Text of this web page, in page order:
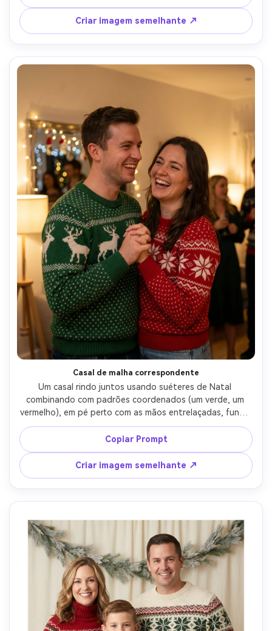
da cidade, disparado em Nikon Z8 85mm f/1.8, ângulo
estilo de rua de corpo inteiro, contraste de inverno
nítido, textura de tecido fotorealista e movimento crível-
AR 4:5
Criar imagem semelhante ↗
Casal de malha correspondente
Um casal rindo juntos usando suéteres de Natal
combinando com padrões coordenados (um verde, um
vermelho), em pé perto com as mãos entrelaçadas, fundo
de festa de férias internas suavemente iluminado com
luzes cintilantes, disparado em Sony A7IV 35mm f/1.8,
moldura média, tons quentes, textura de pele natural,
tricô suéter realista, sensação editorial sincera-AR 4:5
Copiar Prompt
Criar imagem semelhante ↗